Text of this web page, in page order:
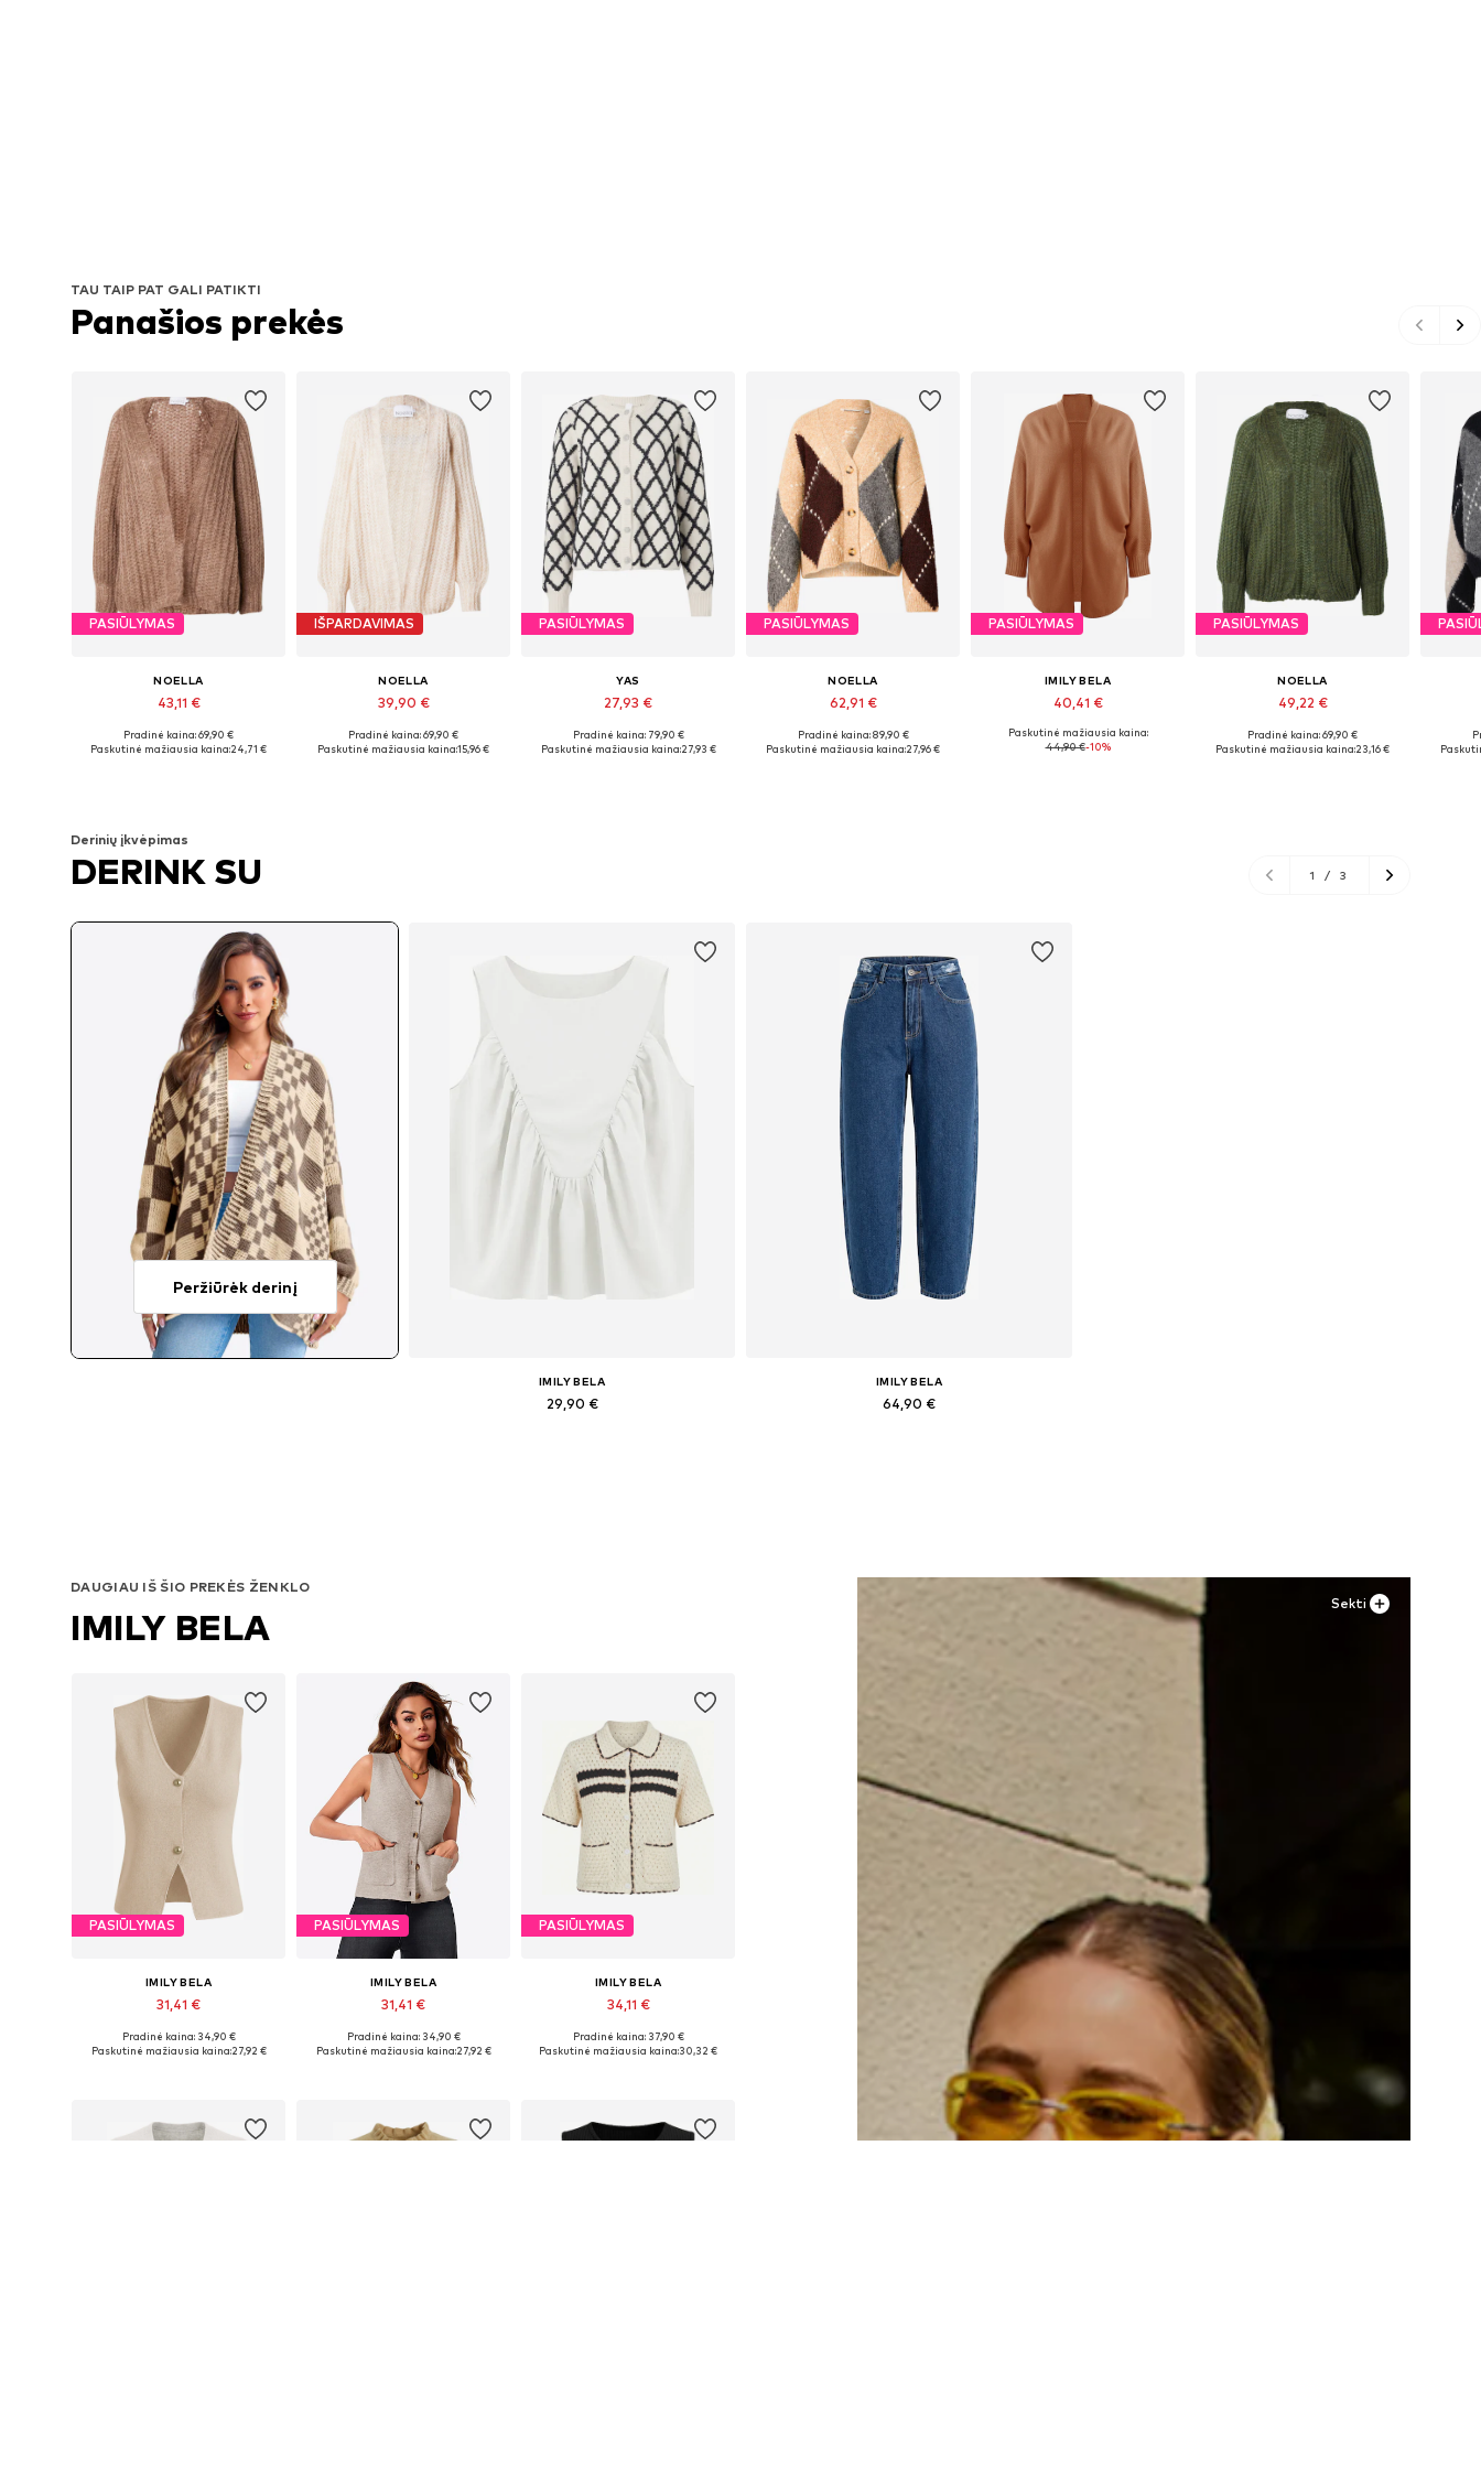
TAU TAIP PAT GALI PATIKTI
Panašios prekės
PASIŪLYMAS
NOELLA
43,11 €
Galimi dydžiai: XS-S, M-L, L-XL
Pradinė kaina: 69,90 €
Paskutinė mažiausia kaina:24,71 €
IŠPARDAVIMAS
NOELLA
39,90 €
Galimi dydžiai: XS-S, M-L, L-XL
Pradinė kaina: 69,90 €
Paskutinė mažiausia kaina:15,96 €
PASIŪLYMAS
YAS
27,93 €
Galimi dydžiai: M, L, XL
Pradinė kaina: 79,90 €
Paskutinė mažiausia kaina:27,93 €
PASIŪLYMAS
NOELLA
62,91 €
Galimi dydžiai: XS-S, S-M, L-XL
Pradinė kaina: 89,90 €
Paskutinė mažiausia kaina:27,96 €
PASIŪLYMAS
IMILY BELA
40,41 €
Galimi dydžiai: S, M, L, XL, XXL
Paskutinė mažiausia kaina:
44,90 €-10%
PASIŪLYMAS
NOELLA
49,22 €
Galimi dydžiai: XS-S, M-L, L-XL
Pradinė kaina: 69,90 €
Paskutinė mažiausia kaina:23,16 €
Derinių įkvėpimas
DERINK SU 1 / 3
Peržiūrėk derinį
IMILY BELA
29,90 €
IMILY BELA
64,90 €
Sekti
DAUGIAU IŠ ŠIO PREKĖS ŽENKLO
IMILY BELA
PASIŪLYMAS
IMILY BELA
31,41 €
Galimi dydžiai: S, M, L, XL
Pradinė kaina: 34,90 €
Paskutinė mažiausia kaina:27,92 €
PASIŪLYMAS
IMILY BELA
31,41 €
Galimi dydžiai: S, M, L, XL, XXL
Pradinė kaina: 34,90 €
Paskutinė mažiausia kaina:27,92 €
PASIŪLYMAS
IMILY BELA
34,11 €
Galimi dydžiai: S, M, L, XL
Pradinė kaina: 37,90 €
Paskutinė mažiausia kaina:30,32 €